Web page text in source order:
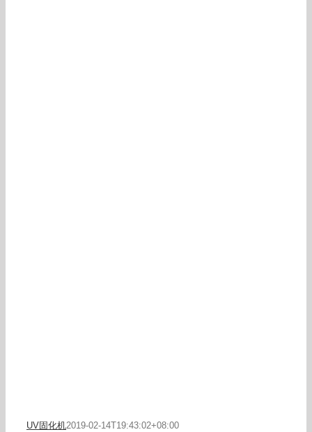
UV固化机2019-02-14T19:43:02+08:00